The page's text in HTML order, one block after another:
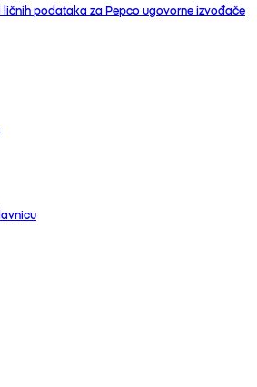
podataka za Pepco ugovorne izvođače